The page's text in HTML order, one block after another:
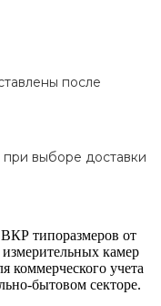
после
выборе доставки
типоразмеров от
камер
коммерческого учета
бытовом секторе.